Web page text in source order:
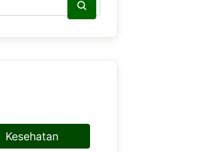
Kesehatan